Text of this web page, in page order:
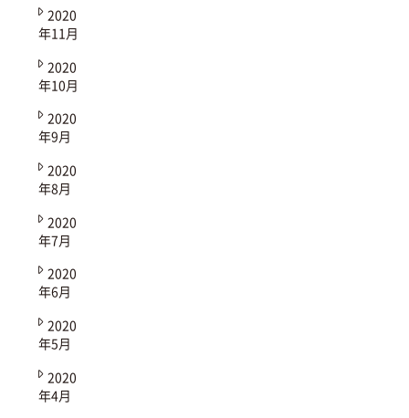
2020
年11月
2020
年10月
2020
年9月
2020
年8月
2020
年7月
2020
年6月
2020
年5月
2020
年4月